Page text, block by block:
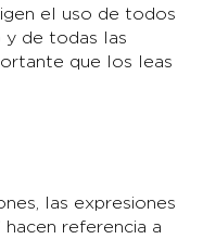
el uso de todos
de todas las
que los leas
las expresiones
hacen referencia a